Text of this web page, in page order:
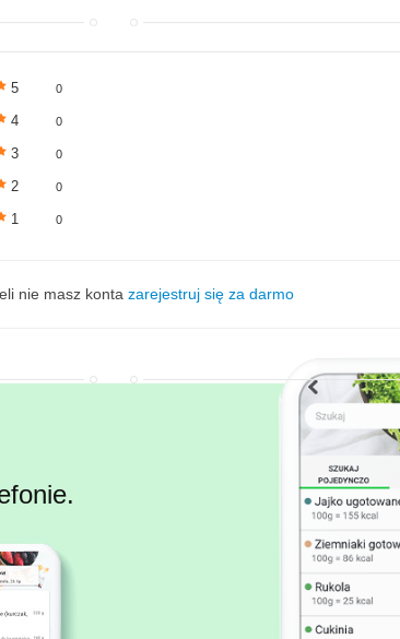
5 0
4 0
3 0
2 0
1 0
nie masz konta zarejestruj się za darmo